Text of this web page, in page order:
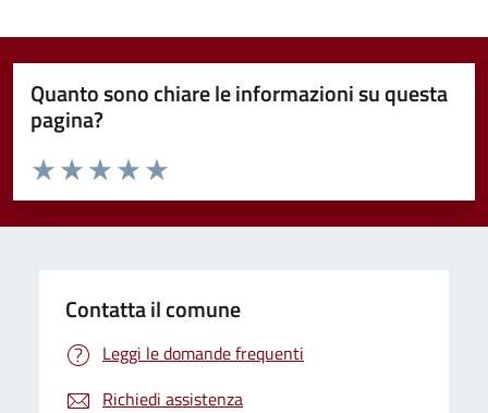
Quanto sono chiare le informazioni su questa
pagina?
Valuta da 1 a 5 stelle la pagina
Valuta 5 stelle su 5
Valuta 4 stelle su 5
Valuta 3 stelle su 5
Valuta 2 stelle su 5
Valuta 1 stelle su 5
Contatta il comune
Leggi le domande frequenti
Richiedi assistenza